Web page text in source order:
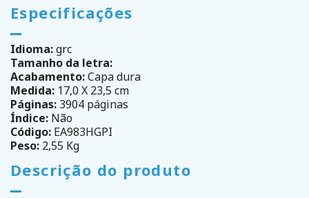
Especificações
Idioma:grc
Tamanho da letra:
Acabamento:Capa dura
Medida: 17,0 X 23,5 cm
Páginas: 3904 páginas
Índice: Não
Código: EA983HGPI
Peso: 2,55 Kg
Descrição do produto